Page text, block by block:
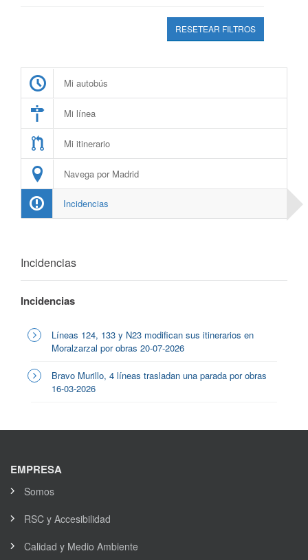
RESETEAR FILTROS
Mi autobús
Mi línea
Mi itinerario
Navega por Madrid
Incidencias
Incidencias
Incidencias
Líneas 124, 133 y N23 modifican sus itinerarios en
Moralzarzal por obras 20-07-2026
Bravo Murillo, 4 líneas trasladan una parada por obras
16-03-2026
EMPRESA
Somos
RSC y Accesibilidad
Calidad y Medio Ambiente